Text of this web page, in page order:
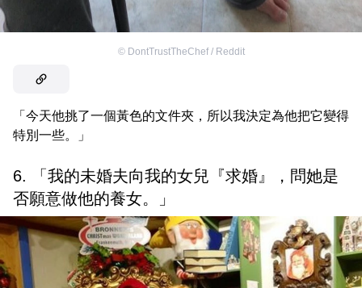
© DontTrustTheChef / Reddit
「今天他挑了一個黃色的文件夾，所以我決定為他把它變得
特別一些。」
6. 「我的未婚夫向我的女兒『求婚』，問她是
否願意做他的養女。」